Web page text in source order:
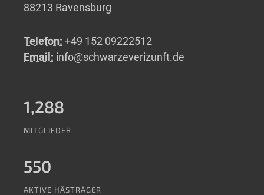
88213 Ravensburg
Telefon: +49 152 09222512
Email: info@schwarzeverizunft.de
1,288
MITGLIEDER
550
AKTIVE HÄSTRÄGER